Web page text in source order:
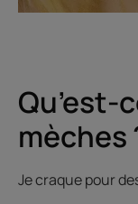
Qu’est-
mèches
Je craque pour